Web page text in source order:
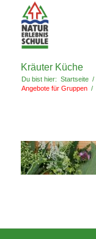
Kräuter Küche
Du bist hier: Startseite /
Angebote für Gruppen /